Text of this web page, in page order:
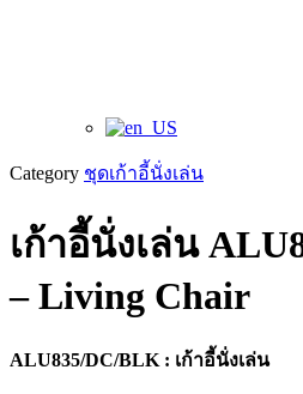
Category ชุดเก้าอี้นั่งเล่น
เก้าอี้นั่งเล่น
– Living Chair
ALU835/DC/BLK : เก้าอี้นั่งเล่น